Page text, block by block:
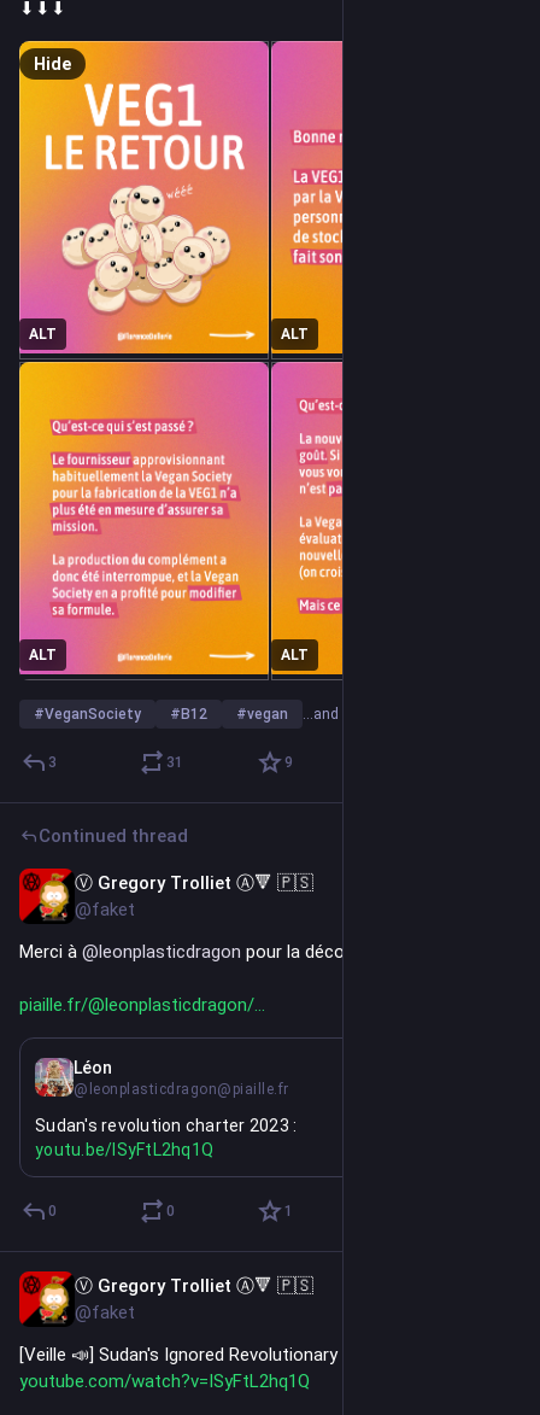
⬇⬇⬇
ALT ALT
ALT ALT
Hide
#VeganSociety #B12 #vegan …and 1 more
3 31 9
Continued thread
Ⓥ Gregory Trolliet Ⓐ🔻 🇵🇸
@faket
Merci à @leonplasticdragon pour la découverte ❤️
piaille.fr/@leonplasticdragon/
Léon
@leonplasticdragon@piaille.fr
Sudan's revolution charter 2023 :
youtu.be/ISyFtL2hq1Q
0 0 1
Ⓥ Gregory Trolliet Ⓐ🔻 🇵🇸
@faket
[Veille 📣] Sudan's Ignored Revolutionary Charter  - YouTube
youtube.com/watch?v=ISyFtL2hq1Q